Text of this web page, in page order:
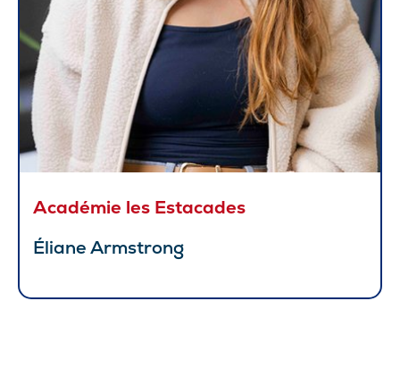
Académie les Estacades
Éliane Armstrong